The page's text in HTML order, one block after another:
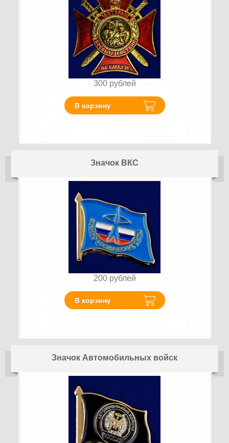
300 рублей
В корзину
Значок ВКС
200 рублей
В корзину
Значок Автомобильных войск